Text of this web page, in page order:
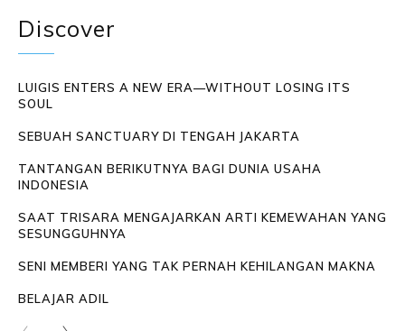
Discover
LUIGIS ENTERS A NEW ERA—WITHOUT LOSING ITS
SOUL
SEBUAH SANCTUARY DI TENGAH JAKARTA
TANTANGAN BERIKUTNYA BAGI DUNIA USAHA
INDONESIA
SAAT TRISARA MENGAJARKAN ARTI KEMEWAHAN YANG
SESUNGGUHNYA
SENI MEMBERI YANG TAK PERNAH KEHILANGAN MAKNA
BELAJAR ADIL